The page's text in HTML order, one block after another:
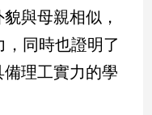
與母親相似，
，同時也證明了
理工實力的學